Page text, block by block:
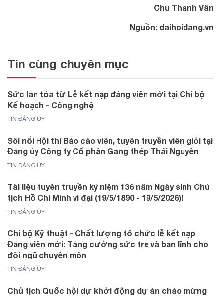
Chu Thanh Vân
Nguồn: daihoidang.vn
Tin cùng chuyên mục
Sức lan tỏa từ Lễ kết nạp đảng viên mới tại Chi bộ
Kế hoạch - Công nghệ
TIN ĐẢNG ỦY
Sôi nổi Hội thi Báo cáo viên, tuyên truyền viên giỏi tại
Đảng ủy Công ty Cổ phần Gang thép Thái Nguyên
TIN ĐẢNG ỦY
Tài liệu tuyên truyền kỷ niệm 136 năm Ngày sinh Chủ
tịch Hồ Chí Minh vĩ đại (19/5/1890 - 19/5/2026)!
TIN ĐẢNG ỦY
Chi bộ Kỹ thuật - Chất lượng tổ chức lễ kết nạp
Đảng viên mới: Tăng cường sức trẻ và bản lĩnh cho
đội ngũ chuyên môn
TIN ĐẢNG ỦY
Chủ tịch Quốc hội dự khởi động dự án chào mừng